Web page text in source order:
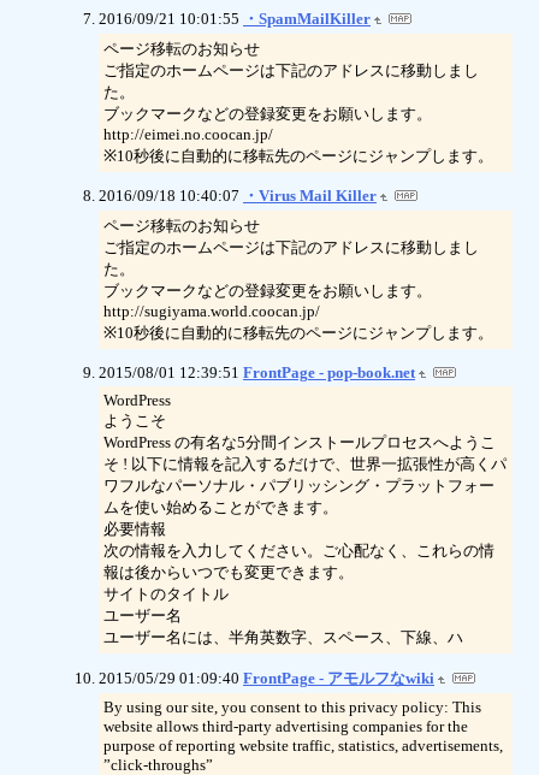
2016/09/21 10:01:55 ・SpamMailKiller
ページ移転のお知らせ
ご指定のホームページは下記のアドレスに移動しまし
た。
ブックマークなどの登録変更をお願いします。
http://eimei.no.coocan.jp/
※10秒後に自動的に移転先のページにジャンプします。
2016/09/18 10:40:07 ・Virus Mail Killer
ページ移転のお知らせ
ご指定のホームページは下記のアドレスに移動しまし
た。
ブックマークなどの登録変更をお願いします。
http://sugiyama.world.coocan.jp/
※10秒後に自動的に移転先のページにジャンプします。
2015/08/01 12:39:51 FrontPage - pop-book.net
WordPress
ようこそ
WordPress の有名な5分間インストールプロセスへようこ
そ ! 以下に情報を記入するだけで、世界一拡張性が高くパ
ワフルなパーソナル・パブリッシング・プラットフォー
ムを使い始めることができます。
必要情報
次の情報を入力してください。ご心配なく、これらの情
報は後からいつでも変更できます。
サイトのタイトル
ユーザー名
ユーザー名には、半角英数字、スペース、下線、ハ
2015/05/29 01:09:40 FrontPage - アモルフなwiki
By using our site, you consent to this privacy policy: This
website allows third-party advertising companies for the
purpose of reporting website traffic, statistics, advertisements,
”click-throughs”